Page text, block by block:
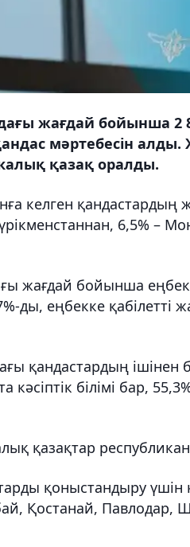
жағдай бойынша 2
мәртебесін
қазақ оралды.
келген қандастардың
6,5% –
жағдай бойынша
ды, еңбекке қабілетті
қандастардың
кәсіптік білімі бар,
қазақтар
қоныстандыру үшін
Қостанай, Павлодар,